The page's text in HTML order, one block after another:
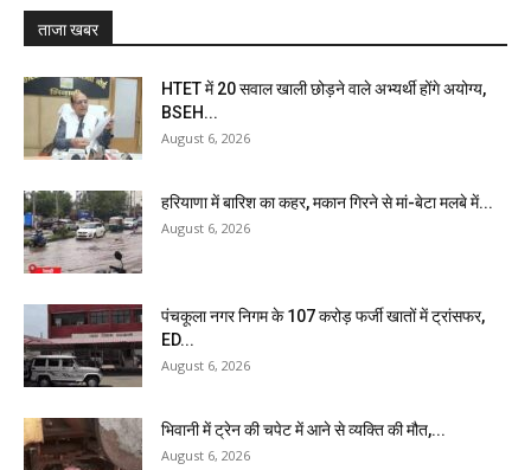
ताजा खबर
HTET में 20 सवाल खाली छोड़ने वाले अभ्यर्थी होंगे अयोग्य,
BSEH...
August 6, 2026
हरियाणा में बारिश का कहर, मकान गिरने से मां-बेटा मलबे में...
August 6, 2026
पंचकूला नगर निगम के ₹107 करोड़ फर्जी खातों में ट्रांसफर,
ED...
August 6, 2026
भिवानी में ट्रेन की चपेट में आने से व्यक्ति की मौत,...
August 6, 2026